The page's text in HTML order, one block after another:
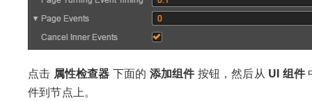
点击 属性检查器 下面的 添加组件按钮，然后从 UI 组件
件到节点上。